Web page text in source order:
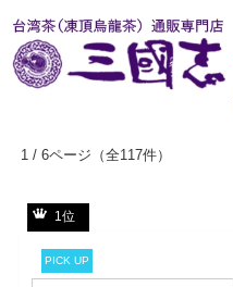
1 / 6ページ （全117件）
1位
PICK UP